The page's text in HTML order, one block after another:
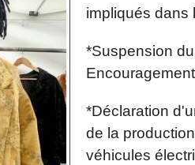
impliqués dans
*Suspension
*Déclaration
de la
véhicules